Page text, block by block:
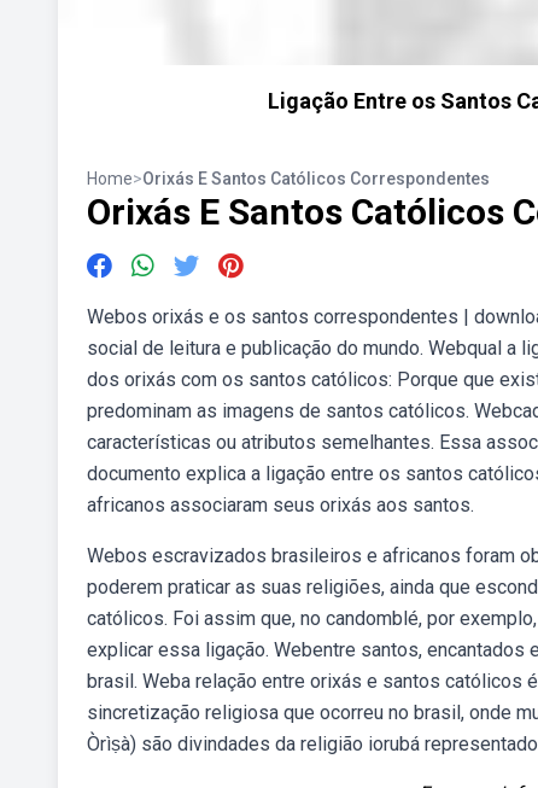
Ligação Entre os Santos
Home>Orixás E Santos Católicos Correspondentes
Orixás E Santos Católicos
Webos orixás e os santos correspondentes |
social de leitura e publicação do mundo. Webqual a
dos orixás com os santos católicos: Porque que
predominam as imagens de santos católicos.
características ou atributos semelhantes. Essa
documento explica a ligação entre os santos
africanos associaram seus orixás aos santos.
Webos escravizados brasileiros e africanos foram
poderem praticar as suas religiões, ainda que
católicos. Foi assim que, no candomblé, por
explicar essa ligação. Webentre santos,
brasil. Weba relação entre orixás e santos católicos
sincretização religiosa que ocorreu no brasil, onde
Òrìṣà) são divindades da religião iorubá